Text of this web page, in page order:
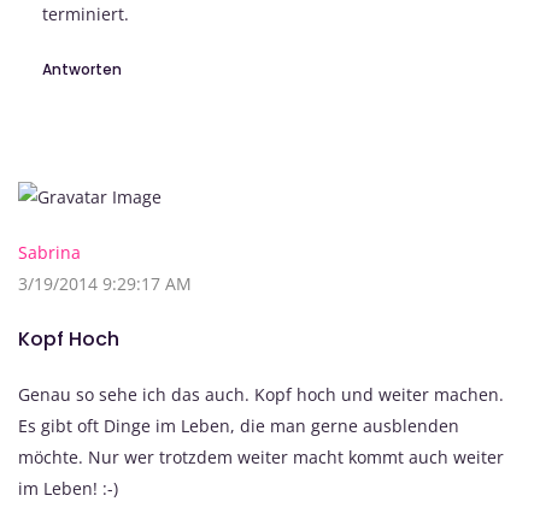
terminiert.
Antworten
Sabrina
3/19/2014 9:29:17 AM
Kopf Hoch
Genau so sehe ich das auch. Kopf hoch und weiter machen.
Es gibt oft Dinge im Leben, die man gerne ausblenden
möchte. Nur wer trotzdem weiter macht kommt auch weiter
im Leben! :-)